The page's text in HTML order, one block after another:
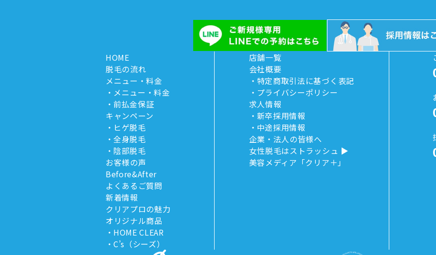
HOME
脱毛の流れ
メニュー・料金
メニュー・料金
前払金保証
キャンペーン
ヒゲ脱毛
全身脱毛
陰部脱毛
お客様の声
Before&After
よくあるご質問
新着情報
クリアプロの魅力
オリジナル商品
HOME CLEAR
C’s（シーズ）
店舗一覧
会社概要
特定商取引法に基づく表記
プライバシーポリシー
求人情報
新卒採用情報
中途採用情報
企業・法人の皆様へ
女性脱毛はストラッシュ
美容メディア「クリア＋」